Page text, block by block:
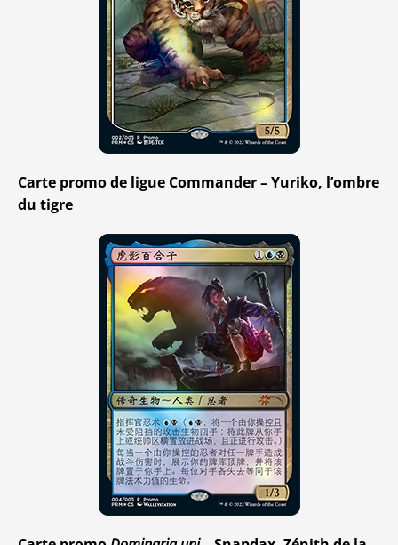
Carte promo de ligue Commander – Yuriko, l’ombre
du tigre